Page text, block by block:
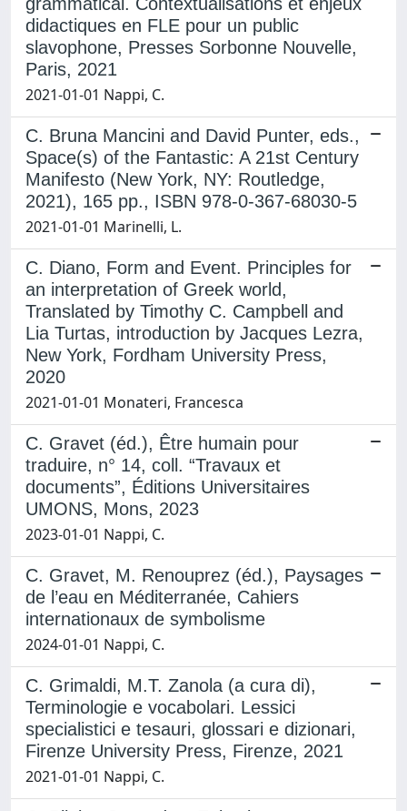
didactiques en FLE pour un public
slavophone, Presses Sorbonne Nouvelle,
Paris, 2021
2021-01-01 Nappi, C.
C. Bruna Mancini and David Punter, eds.,
Space(s) of the Fantastic: A 21st Century
Manifesto (New York, NY: Routledge,
2021), 165 pp., ISBN 978-0-367-68030-5
2021-01-01 Marinelli, L.
C. Diano, Form and Event. Principles for
an interpretation of Greek world,
Translated by Timothy C. Campbell and
Lia Turtas, introduction by Jacques Lezra,
New York, Fordham University Press,
2020
2021-01-01 Monateri, Francesca
C. Gravet (éd.), Être humain pour
traduire, n° 14, coll. “Travaux et
documents”, Éditions Universitaires
UMONS, Mons, 2023
2023-01-01 Nappi, C.
C. Gravet, M. Renouprez (éd.), Paysages
de l’eau en Méditerranée, Cahiers
internationaux de symbolisme
2024-01-01 Nappi, C.
C. Grimaldi, M.T. Zanola (a cura di),
Terminologie e vocabolari. Lessici
specialistici e tesauri, glossari e dizionari,
Firenze University Press, Firenze, 2021
2021-01-01 Nappi, C.